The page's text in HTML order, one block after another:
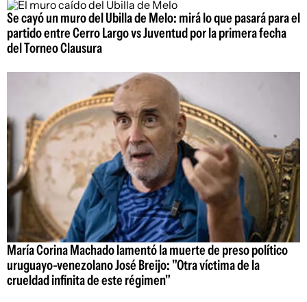
Se cayó un muro del Ubilla de Melo: mirá lo que pasará para el
partido entre Cerro Largo vs Juventud por la primera fecha
del Torneo Clausura
María Corina Machado lamentó la muerte de preso político
uruguayo-venezolano José Breijo: "Otra víctima de la
crueldad infinita de este régimen"